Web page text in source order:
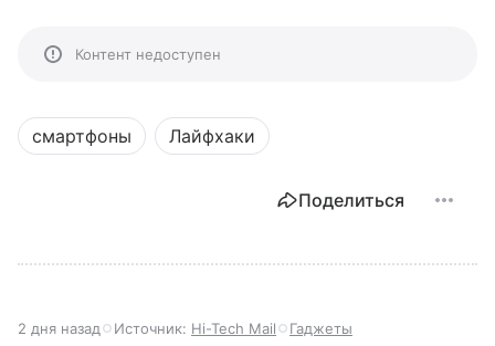
Контент недоступен
смартфоны Лайфхаки
Поделиться
2 дня назад Источник: Hi-Tech Mail Гаджеты